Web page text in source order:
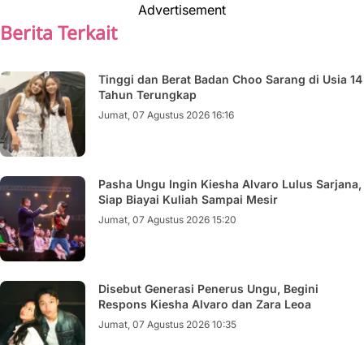
Advertisement
Berita Terkait
Tinggi dan Berat Badan Choo Sarang di Usia 14
Tahun Terungkap
Jumat, 07 Agustus 2026 16:16
Pasha Ungu Ingin Kiesha Alvaro Lulus Sarjana,
Siap Biayai Kuliah Sampai Mesir
Jumat, 07 Agustus 2026 15:20
Disebut Generasi Penerus Ungu, Begini
Respons Kiesha Alvaro dan Zara Leoa
Jumat, 07 Agustus 2026 10:35